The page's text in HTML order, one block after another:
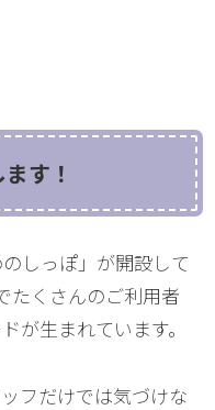
す！
しっぽ」が開設して
たくさんのご利用者
が生まれています。
フだけでは気づけな